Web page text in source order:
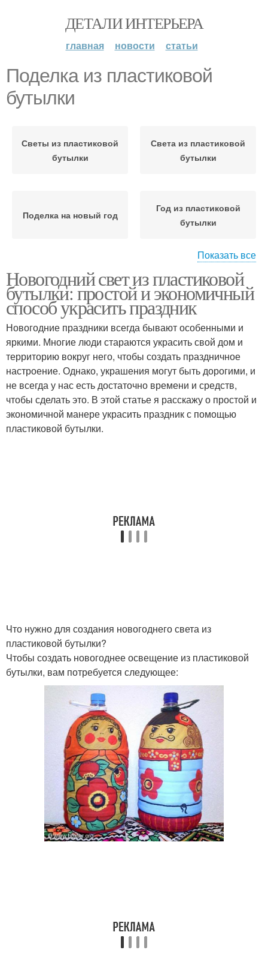
ДЕТАЛИ ИНТЕРЬЕРА
главная новости статьи
Поделка из пластиковой
бутылки
Светы из пластиковой
бутылки
Света из пластиковой
бутылки
Поделка на новый год
Год из пластиковой
бутылки
Поделки на новый год Пластиковая бутылка
Бутылка для поделки Бутылка перед началом
Бутылка для лампочки
Материалы к
пластиковой бутылке
Этажерка из
пластиковых бутылок
Стол из пластиковых
Столик из пластиковых
бутылок
Пластиковые бутылки
Поделки из бутылок
Поделки из
пластиковых бутылок
Бутылки для детского
Показать все
Новогодний свет из пластиковой
бутылки: простой и экономичный
способ украсить праздник
Новогодние праздники всегда бывают особенными и
яркими. Многие люди стараются украсить свой дом и
территорию вокруг него, чтобы создать праздничное
настроение. Однако, украшения могут быть дорогими, и
не всегда у нас есть достаточно времени и средств,
чтобы сделать это. В этой статье я расскажу о простой и
экономичной манере украсить праздник с помощью
пластиковой бутылки.
Что нужно для создания новогоднего света из
пластиковой бутылки?
Чтобы создать новогоднее освещение из пластиковой
бутылки, вам потребуется следующее: